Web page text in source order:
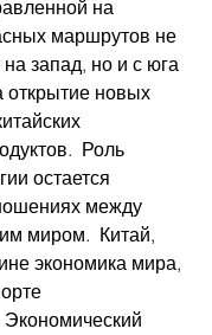
на
маршрутов не
на запад, но и с юга
открытие новых
Роль
остается
между
миром.  Китай,
экономика мира,
Экономический